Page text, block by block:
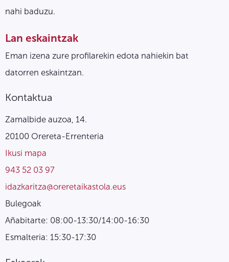
nahi baduzu.
Lan eskaintzak
Eman izena zure profilarekin edota nahiekin bat
datorren eskaintzan.
Kontaktua
Zamalbide auzoa, 14.
20100 Orereta-Errenteria
Ikusi mapa
943 52 03 97
idazkaritza@oreretaikastola.eus
Bulegoak
Añabitarte: 08:00-13:30/14:00-16:30
Esmalteria: 15:30-17:30